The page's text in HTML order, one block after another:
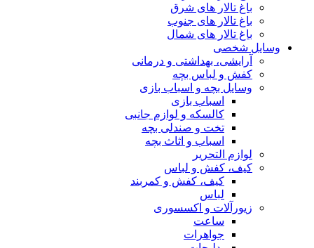
باغ تالار های شرق
باغ تالار های جنوب
باغ تالار های شمال
وسایل شخصی
آرایشی، بهداشتی و درمانی
کفش و لباس بچه
وسایل بچه و اسباب بازی
اسباب بازی
کالسکه و لوازم جانبی
تخت و صندلی بچه
اسباب و اثاث بچه
لوازم التحریر
کیف، کفش و لباس
کیف، کفش و کمربند
لباس
زیورآلات و اکسسوری
ساعت
جواهرات